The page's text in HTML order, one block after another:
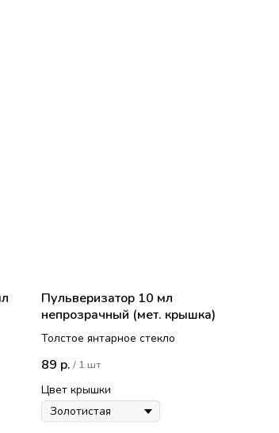
Пульверизатор 10 мл
непрозрачный (мет. крышка)
Толстое янтарное стекло
89 р. / 1 шт
Цвет крышки